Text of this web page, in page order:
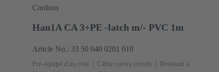
Cordons
Han1A CA 3+PE -latch m/- PVC 1m
Article No.: 33 50 040 0201 010
Pré-équipé d'un côté Câble cuivre (rond)
Résistant à